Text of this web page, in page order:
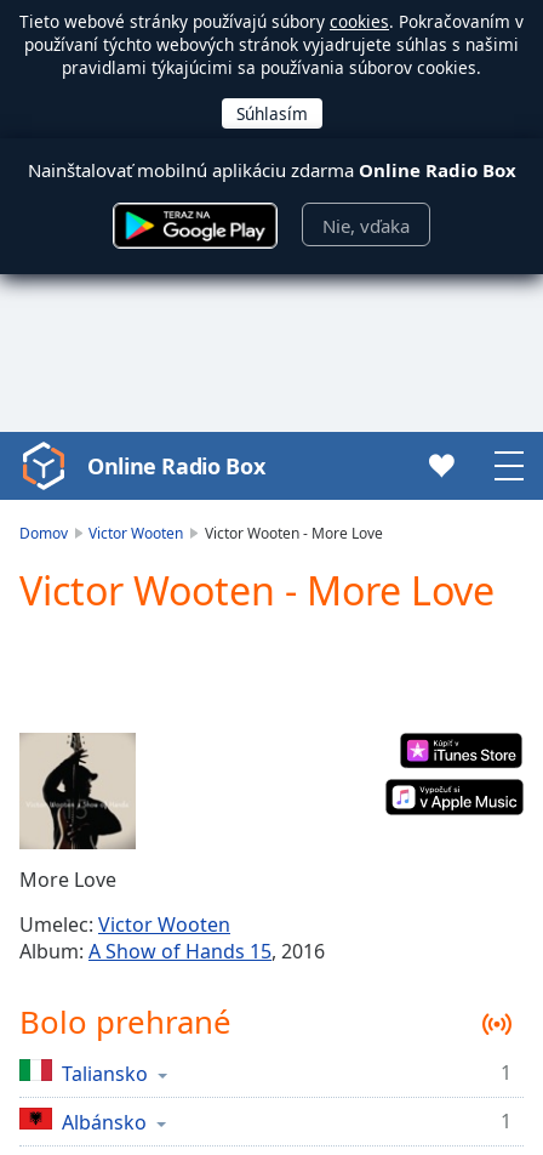
Tieto webové stránky používajú súbory cookies. Pokračovaním v
používaní týchto webových stránok vyjadrujete súhlas s našimi
pravidlami týkajúcimi sa používania súborov cookies.
Nainštalovať mobilnú aplikáciu zdarma Online Radio Box
Nie, vďaka
Video
Player
Play
Video
Current
Time0:00
Duration-:-
Loaded:
Stream
TypeLIVE
live,
currently
liveLIVE
Remaining
Time-
Online Radio Box
Domov Victor Wooten Victor Wooten - More Love
Victor Wooten - More Love
More Love
Umelec: Victor Wooten
Album: A Show of Hands 15, 2016
Bolo prehrané
Taliansko
1
Albánsko
1